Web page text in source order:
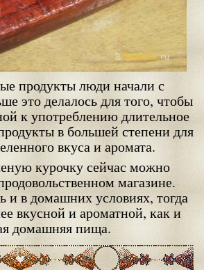
продукты люди начали с
это делалось для того, чтобы
к употреблению длительное
в большей степени для
вкуса и аромата.
курочку сейчас можно
магазине.
и в домашних условиях, тогда
вкусной и ароматной, как и
домашняя пища.